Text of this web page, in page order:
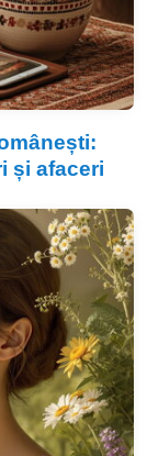
și afaceri